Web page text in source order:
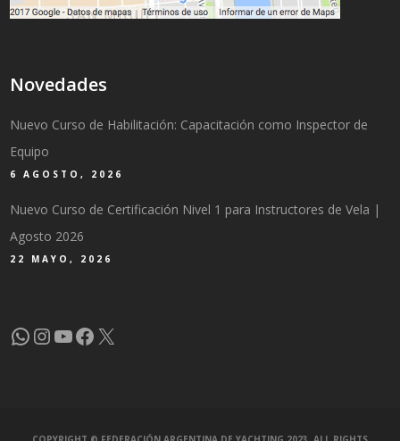
Novedades
Nuevo Curso de Habilitación: Capacitación como Inspector de
Equipo
6 AGOSTO, 2026
Nuevo Curso de Certificación Nivel 1 para Instructores de Vela |
Agosto 2026
22 MAYO, 2026
WhatsApp
Instagram
YouTube
Facebook
X